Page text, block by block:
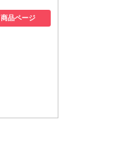
商品ページ